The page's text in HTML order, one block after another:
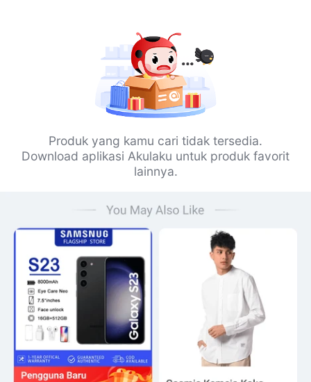
Produk yang kamu cari tidak tersedia.
Download aplikasi Akulaku untuk produk favorit
lainnya.